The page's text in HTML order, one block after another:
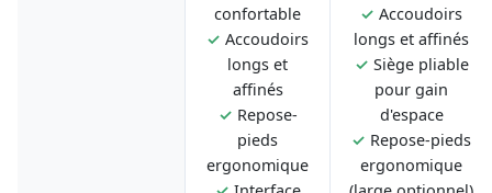
confortable
✓ Accoudoirs
longs et
affinés
✓ Repose-
pieds
ergonomique
✓ Accoudoirs
longs et affinés
✓ Siège pliable
pour gain
d'espace
✓ Repose-pieds
ergonomique